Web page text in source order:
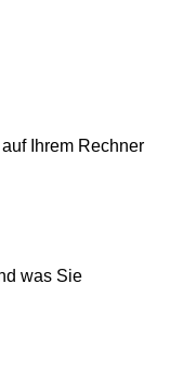
Ihrem Rechner
was Sie